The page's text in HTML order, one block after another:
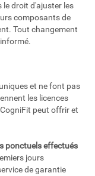
le droit d'ajuster les
composants de
Tout changement
et ne font pas
les licences
peut offrir et
ponctuels effectués
jours
de garantie